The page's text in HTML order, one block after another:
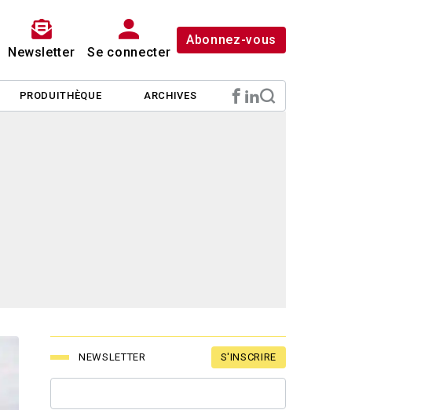
Newsletter Se connecter
Abonnez-vous
PRODUITHÈQUE ARCHIVES
NEWSLETTER S'INSCRIRE